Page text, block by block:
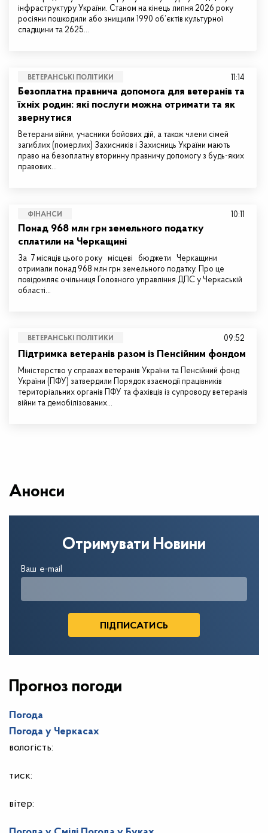
інфраструктуру України. Станом на кінець липня 2026 року
росіяни пошкодили або знищили 1990 об’єктів культурної
спадщини та 2625…
ВЕТЕРАНСЬКІ ПОЛІТИКИ
Безоплатна правнича допомога для ветеранів та
їхніх родин: які послуги можна отримати та як
звернутися
Ветерани війни, учасники бойових дій, а також члени сімей
загиблих (померлих) Захисників і Захисниць України мають
право на безоплатну вторинну правничу допомогу з будь-яких
правових…
11:14
ФІНАНСИ
Понад 968 млн грн земельного податку
сплатили на Черкащині
За 7 місяців цього року місцеві бюджети Черкащини
отримали понад 968 млн грн земельного податку. Про це
повідомляє очільниця Головного управління ДПС у Черкаській
області…
10:11
ВЕТЕРАНСЬКІ ПОЛІТИКИ
Підтримка ветеранів разом із Пенсійним фондом
Міністерство у справах ветеранів України та Пенсійний фонд
України (ПФУ) затвердили Порядок взаємодії працівників
територіальних органів ПФУ та фахівців із супроводу ветеранів
війни та демобілізованих…
09:52
Анонси
Отримувати Новини
Ваш e-mail
Прогноз погоди
Погода
Погода у Черкасах
вологість:
тиск:
вітер: